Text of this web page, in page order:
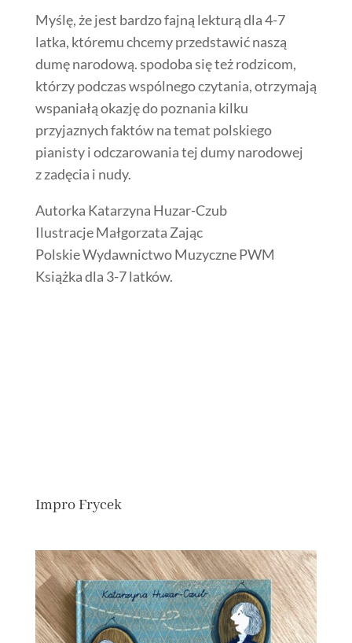
Myślę, że jest bardzo fajną lekturą dla 4-7
latka, któremu chcemy przedstawić naszą
dumę narodową.spodobasię też rodzicom,
którzy podczas wspólnego czytania, otrzymają
wspaniałą okazję do poznania kilku
przyjaznych faktów na temat polskiego
pianisty i odczarowania tej dumy narodowej
z zadęcia i nudy.
Autorka Katarzyna Huzar-Czub
Ilustracje Małgorzata Zając
Polskie Wydawnictwo Muzyczne PWM
Książka dla 3-7 latków.
Impro Frycek